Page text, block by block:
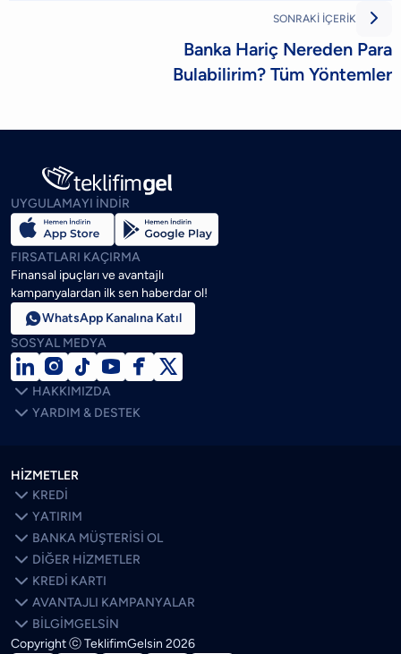
SONRAKİ İÇERİK 
Banka Hariç Nereden Para
Bulabilirim? Tüm Yöntemler
UYGULAMAYI İNDİR
FIRSATLARI KAÇIRMA
Finansal ipuçları ve avantajlı
kampanyalardan ilk sen haberdar ol!
WhatsApp Kanalına Katıl
SOSYAL MEDYA
    

 HAKKIMIZDA
 YARDIM & DESTEK
HİZMETLER
 KREDİ
 YATIRIM
 BANKA MÜŞTERİSİ OL
 DİĞER HİZMETLER
 KREDİ KARTI
 AVANTAJLI KAMPANYALAR
 BİLGİMGELSİN
Copyright ⓒ TeklifimGelsin 2026